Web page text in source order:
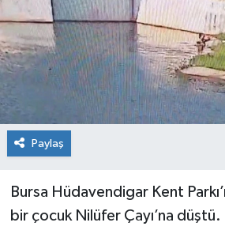
Paylaş
Bursa Hüdavendigar Kent
bir çocuk Nilüfer Çayı’na düştü.
MERKEZ
RESMİ İLANLAR
SAĞLIK
SİYASET
SPOR